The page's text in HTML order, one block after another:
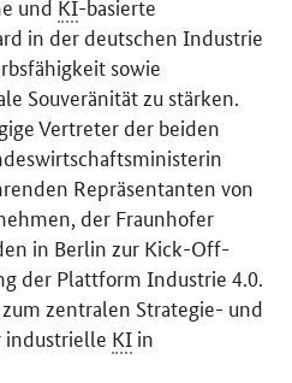
und KI-basierte
in der deutschen Industrie
sowie
Souveränität zu stärken.
Vertreter der beiden
Repräsentanten von
der Fraunhofer
in Berlin zur Kick-Off-
der Plattform Industrie 4.0.
zentralen Strategie- und
industrielle KI in